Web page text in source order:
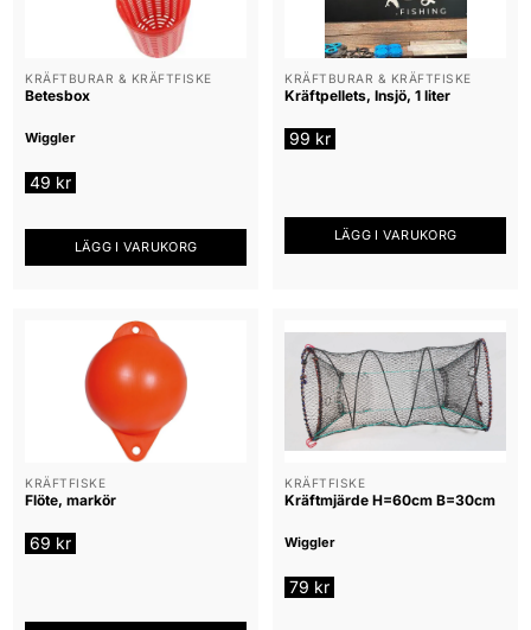
alternativen
kan
på
produktsidan
KRÄFTBURAR & KRÄFTFISKE
Betesbox
Wiggler
49 kr
LÄGG I VARUKORG
KRÄFTBURAR & KRÄFTFISKE
Kräftpellets, Insjö, 1 liter
99 kr
LÄGG I VARUKORG
KRÄFTFISKE
Flöte, markör
69 kr
KRÄFTFISKE
Kräftmjärde H=60cm B=30cm
Wiggler
79 kr